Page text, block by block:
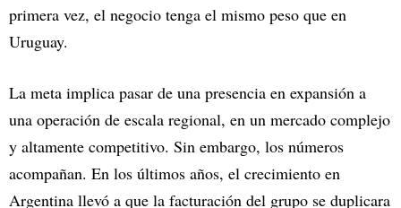
primera vez, el negocio tenga el mismo peso que en
Uruguay.
La meta implica pasar de una presencia en expansión a
una operación de escala regional, en un mercado complejo
y altamente competitivo. Sin embargo, los números
acompañan. En los últimos años, el crecimiento en
Argentina llevó a que la facturación del grupo se duplicara